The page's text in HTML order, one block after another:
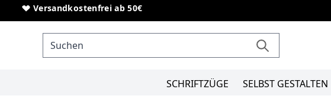
Direkt zum Inhalt
Versandkostenfrei ab 50€
Sonderanfertigungen von Schriftzügen
SCHRIFTZÜGE SELBST GESTALTEN